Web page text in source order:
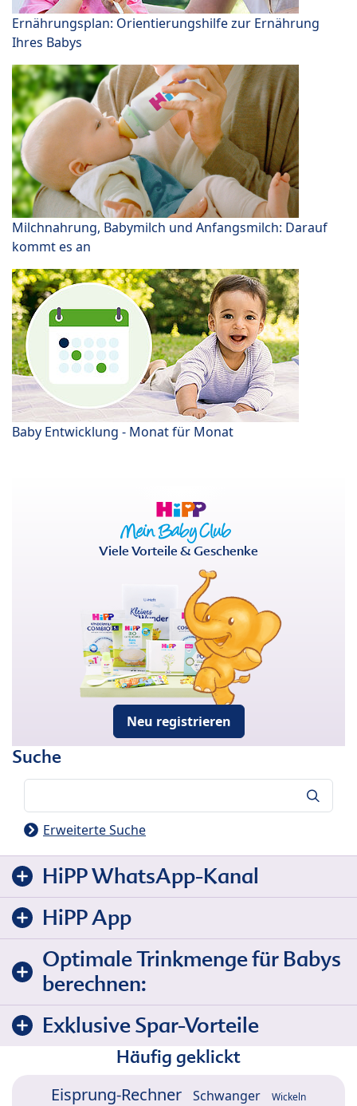
Ernährungsplan: Orientierungshilfe zur Ernährung
Ihres Babys
Milchnahrung, Babymilch und Anfangsmilch: Darauf
kommt es an
Baby Entwicklung - Monat für Monat
Viele Vorteile & Geschenke
Neu registrieren
Suche
Erweiterte Suche
HiPP WhatsApp-Kanal
HiPP App
Optimale Trinkmenge für Babys
berechnen:
Exklusive Spar-Vorteile
Häufig geklickt
Eisprung-Rechner Schwanger Wickeln